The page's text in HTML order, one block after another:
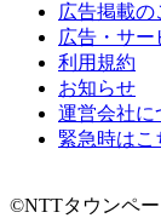
広告掲載の
広告・サ
利用規約
お知らせ
運営会社に
緊急時はこ
©NTTタウンペー